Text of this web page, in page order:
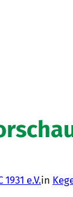
1931 e.V.in